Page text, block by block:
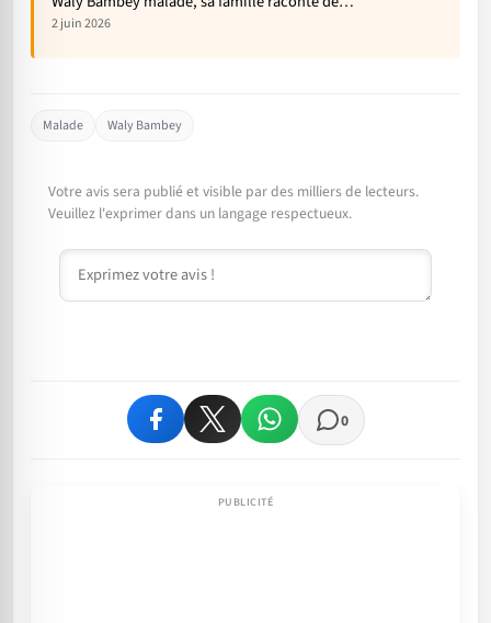
2 juin 2026
Malade Waly Bambey
Votre avis sera publié et visible par des milliers de lecteurs.
Veuillez l'exprimer dans un langage respectueux.
Commentaire
0